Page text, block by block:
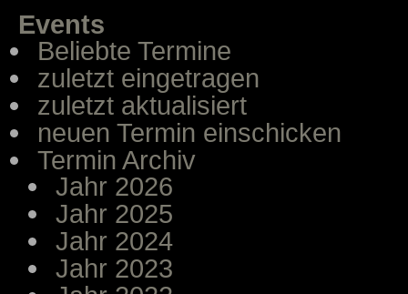
Events
Beliebte Termine
zuletzt eingetragen
zuletzt aktualisiert
neuen Termin einschicken
Termin Archiv
Jahr 2026
Jahr 2025
Jahr 2024
Jahr 2023